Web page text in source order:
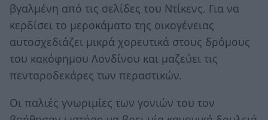
βγαλμένη από τις σελίδες του Ντίκενς. Για να
κερδίσει το μεροκάματο της οικογένειας
αυτοσχεδιάζει μικρά χορευτικά στους δρόμους
του κακόφημου Λονδίνου και μαζεύει τις
πενταροδεκάρες των περαστικών.
Οι παλιές γνωριμίες των γονιών του τον